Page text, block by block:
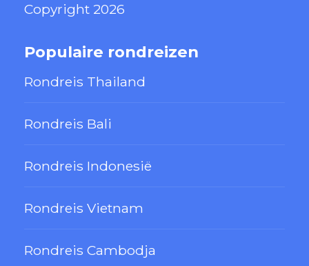
Copyright 2026
Populaire rondreizen
Rondreis Thailand
Rondreis Bali
Rondreis Indonesië
Rondreis Vietnam
Rondreis Cambodja